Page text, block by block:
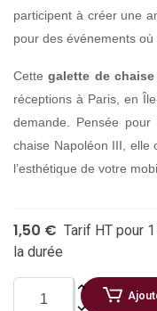
participent à créer une
pour des événements où
Cette galette de
réceptions à Paris, en
demande. Pensée pour
chaise Napoléon III, elle
l’esthétique de votre
1,50 € Tarif HT pour
la durée